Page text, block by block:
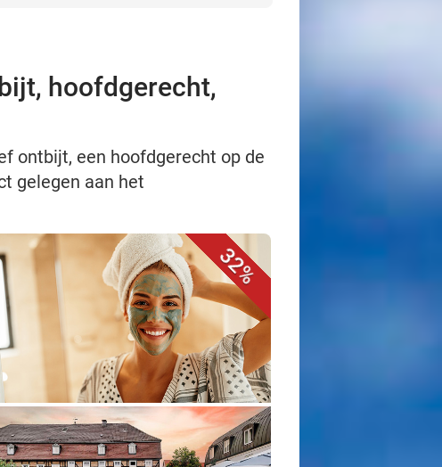
hoofdgerecht,
ontbijt, een hoofdgerecht op de
gelegen aan het
32%